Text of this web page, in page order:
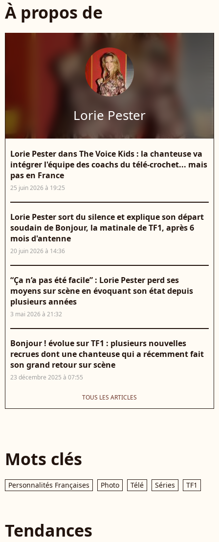
À propos de
Lorie Pester
Lorie Pester dans The Voice Kids : la chanteuse va
intégrer l'équipe des coachs du télé-crochet... mais
pas en France
25 juin 2026 à 19:25
Lorie Pester sort du silence et explique son départ
soudain de Bonjour, la matinale de TF1, après 6
mois d'antenne
20 juin 2026 à 14:36
“Ça n’a pas été facile” : Lorie Pester perd ses
moyens sur scène en évoquant son état depuis
plusieurs années
3 mai 2026 à 21:32
Bonjour ! évolue sur TF1 : plusieurs nouvelles
recrues dont une chanteuse qui a récemment fait
son grand retour sur scène
23 décembre 2025 à 07:55
TOUS LES ARTICLES
Mots clés
Personnalités Françaises Photo Télé Séries TF1
Tendances